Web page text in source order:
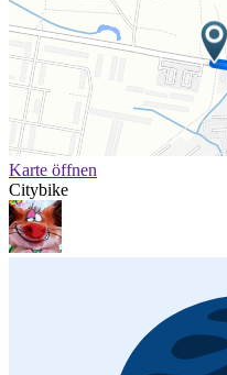
Karte öffnen
Citybike